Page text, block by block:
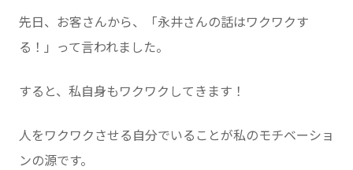
先日、お客さんから、「永井さんの話はワクワクす
る！」って言われました。
すると、私自身もワクワクしてきます！
人をワクワクさせる自分でいることが私のモチベーショ
ンの源です。